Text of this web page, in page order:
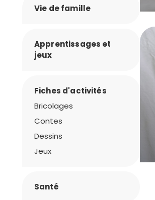
Vie de famille
Apprentissages et
jeux
Fiches d'activités
Bricolages
Contes
Dessins
Jeux
Santé